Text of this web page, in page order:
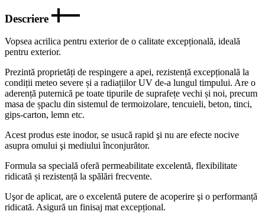
Descriere
Vopsea acrilica pentru exterior de o calitate excepțională, ideală
pentru exterior.
Prezintă proprietăți de respingere a apei, rezistență excepțională la
condiții meteo severe și a radiațiilor UV de-a lungul timpului. Are o
aderență puternică pe toate tipurile de suprafețe vechi și noi, precum
masa de șpaclu din sistemul de termoizolare, tencuieli, beton, tinci,
gips-carton, lemn etc.
Acest produs este inodor, se usucă rapid şi nu are efecte nocive
asupra omului şi mediului înconjurător.
Formula sa specială oferă permeabilitate excelentă, flexibilitate
ridicată și rezistență la spălări frecvente.
Uşor de aplicat, are o excelentă putere de acoperire şi o performanță
ridicată. Asigură un finisaj mat excepțional.